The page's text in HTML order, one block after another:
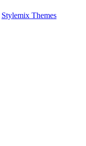
Stylemix Themes